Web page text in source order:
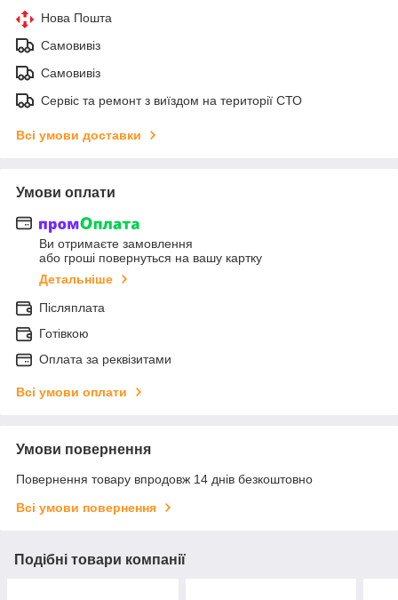
Нова Пошта
Самовивіз
Самовивіз
Сервіс та ремонт з виїздом на території СТО
Всі умови доставки
Умови оплати
Ви отримаєте замовлення
або гроші повернуться на вашу картку
Детальніше
Післяплата
Готівкою
Оплата за реквізитами
Всі умови оплати
Умови повернення
Повернення товару впродовж 14 днів безкоштовно
Всі умови повернення
Подібні товари компанії